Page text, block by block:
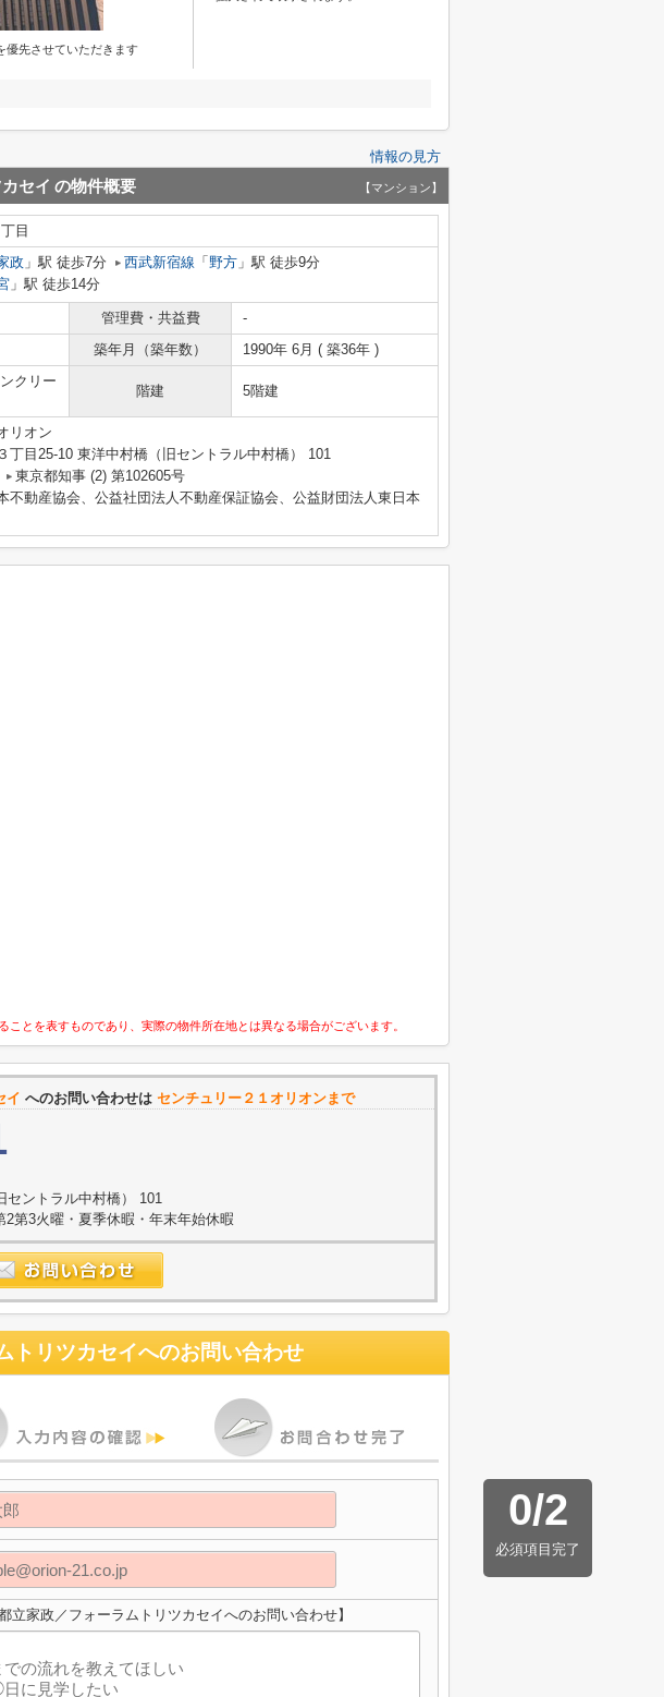
先させていただきます
情報の見方
セイ の物件概要 【マンション】
目
政 」駅 徒歩7分 西武新宿線 「 野方 」駅 徒歩9分
」駅 徒歩14分
管理費・共益費
-
築年月（築年数） 1990年 6月 ( 築36年 )
クリー
階建 5階建
リオン
丁目25-10 東洋中村橋（旧セントラル中村橋） 101
東京都知事 (2) 第102605号
不動産協会、公益社団法人不動産保証協会、公益財団法人東日本
とを表すものであり、実際の物件所在地とは異なる場合がございます。
イ へのお問い合わせは センチュリー２１オリオンまで
セントラル中村橋） 101
第3火曜・夏季休暇・年末年始休暇
トリツカセイへのお問い合わせ
0/2
必須項目完了
立家政／フォーラムトリツカセイへのお問い合わせ】